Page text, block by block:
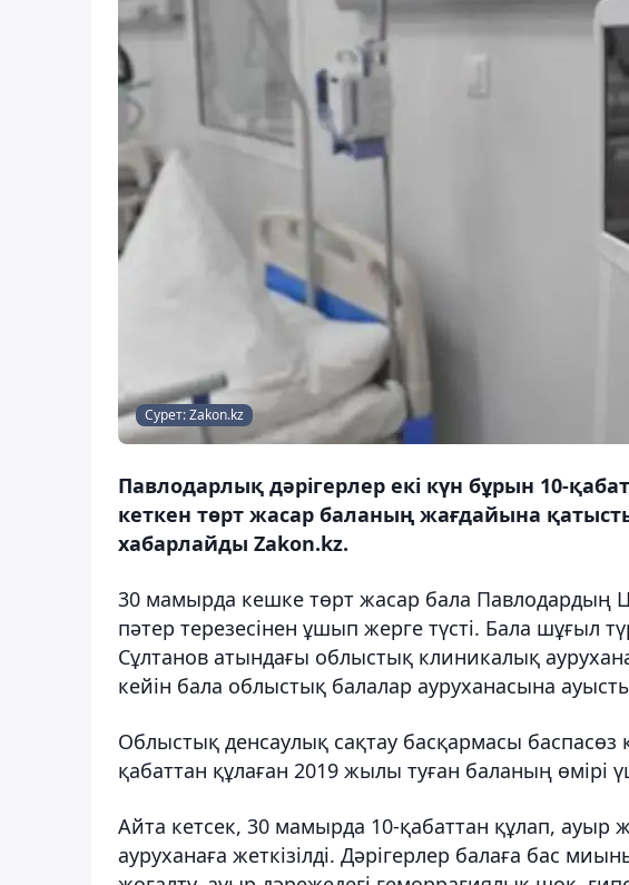
Сурет: Zakon.kz
Павлодарлық дәрігерлер екі күн бұрын 10-
кеткен төрт жасар баланың жағдайына
хабарлайды Zakon.kz.
30 мамырда кешке төрт жасар бала Павлодардың
пәтер терезесінен ұшып жерге түсті. Бала шұғыл
Сұлтанов атындағы облыстық клиникалық
кейін бала облыстық балалар ауруханасына
Облыстық денсаулық сақтау басқармасы баспасөз
қабаттан құлаған 2019 жылы туған баланың өмірі
Айта кетсек, 30 мамырда 10-қабаттан құлап, ауыр
ауруханаға жеткізілді. Дәрігерлер балаға бас